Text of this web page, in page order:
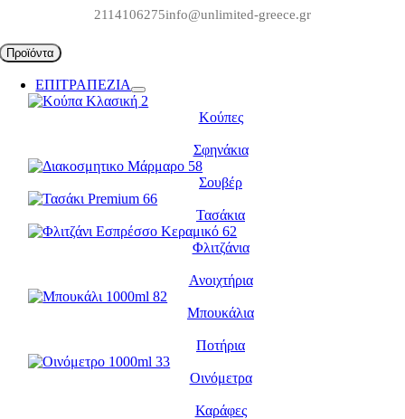
περιεχόμενο
2114106275info@unlimited-greece.gr
Προϊόντα
ΕΠΙΤΡΑΠΕΖΙΑ
Κούπες
Σφηνάκια
Σουβέρ
Τασάκια
Φλιτζάνια
Ανοιχτήρια
Μπουκάλια
Ποτήρια
Οινόμετρα
Καράφες